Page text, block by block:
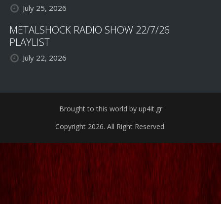
July 25, 2026
METALSHOCK RADIO SHOW 22/7/26
PLAYLIST
July 22, 2026
Brought to this world by up4it.gr
Copyright 2026. All Right Reserved.